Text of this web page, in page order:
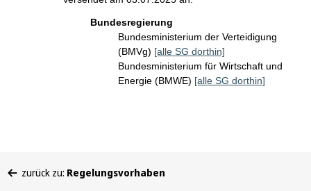
Bundesregierung
Bundesministerium der Verteidigung
(BMVg) [alle SG dorthin]
Bundesministerium für Wirtschaft und
Energie (BMWE) [alle SG dorthin]
befinden
zurück zu: Regelungsvorhaben